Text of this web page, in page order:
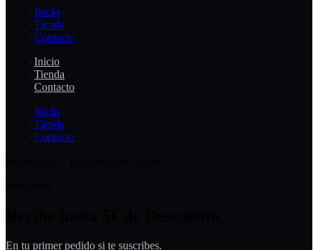
Inicio
Tienda
Contacto
Inicio
Tienda
Contacto
Inicio
Tienda
Contacto
En tu primer pedido si te suscribes.